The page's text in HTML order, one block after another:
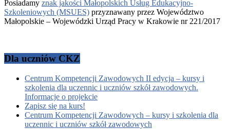
Posiadamy znak jakości Małopolskich Usług Edukacyjno-
Szkoleniowych (MSUES) przyznawany przez Województwo
Małopolskie – Wojewódzki Urząd Pracy w Krakowie nr 221/2017
Dla uczniów CKZ
Centrum Kompetencji Zawodowych II edycja – kursy i
szkolenia dla uczennic i uczniów szkół zawodowych.
Informacje o projekcie
Zapisz się na kurs!
Centrum Kompetencji Zawodowych – kursy i szkolenia dla
uczennic i uczniów szkół zawodowych